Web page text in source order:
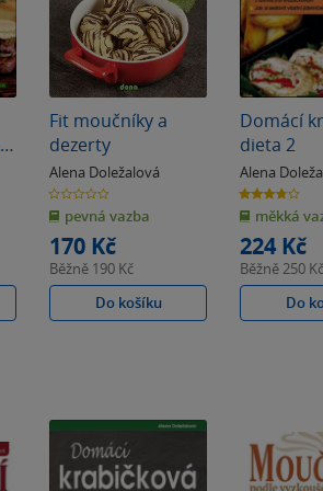
Fit moučníky a
dezerty
Alena Doležalová
0.0
z
5
hvězdiček
pevná vazba
170 Kč
Běžně 190 Kč
Do košíku
Domácí
dieta 2
Alena
3.7
z
5
hvězdiček
měkká
224 Kč
Běžně250 Kč
Do